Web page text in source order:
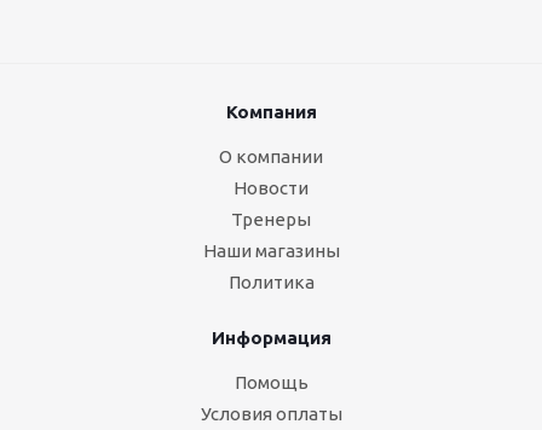
Компания
О компании
Новости
Тренеры
Наши магазины
Политика
Информация
Помощь
Условия оплаты